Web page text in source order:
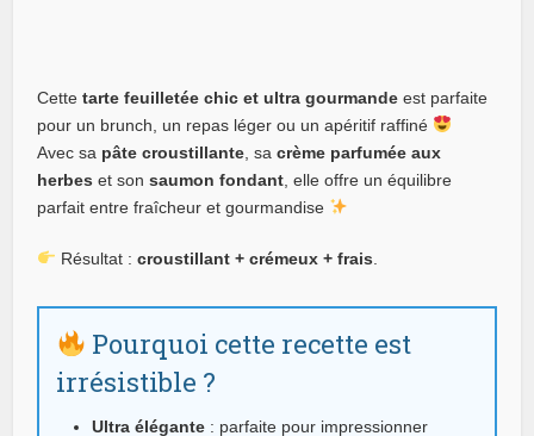
Cettetarte feuilletée chic et ultra gourmande est parfaite
pour un brunch, un repas léger ou un apéritif raffiné
Avec sa pâte croustillante , sacrème parfumée aux
herbes et sonsaumon fondant , elle offre un équilibre
parfait entre fraîcheur et gourmandise
Résultat :croustillant + crémeux + frais
Pourquoi cette recette est
irrésistible ?
Ultra élégante : parfaite pour impressionner